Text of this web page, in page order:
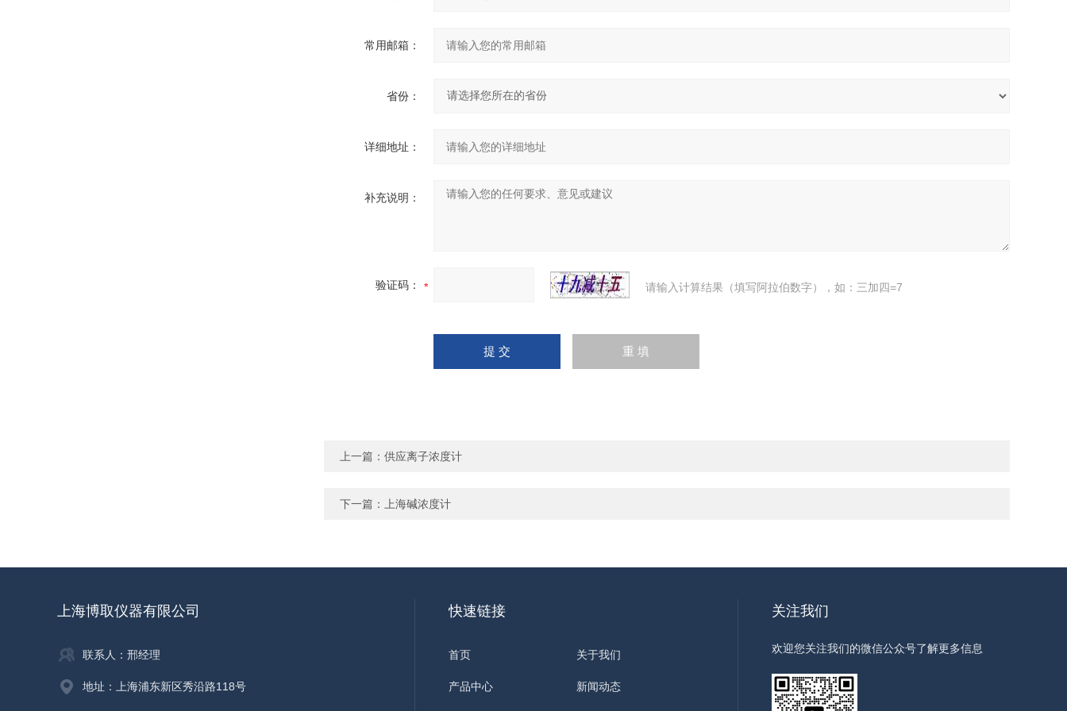
常用邮箱：
省份：
详细地址：
补充说明：
验证码： 请输入计算结果（填写阿拉伯数字），如：三加四=7
上一篇： 供应离子浓度计
下一篇： 上海碱浓度计
上海博取仪器有限公司
联系人：邢经理
地址：上海浦东新区秀沿路118号
快速链接
首页 关于我们
产品中心 新闻动态
关注我们
欢迎您关注我们的微信公众号了解更多信息